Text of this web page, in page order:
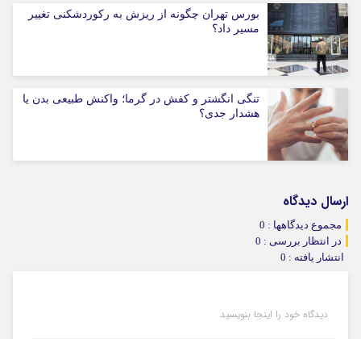
بورس تهران چگونه از ریزش به رکوردشکنی تغییر
مسیر داد؟
تنگی انگشتر و کفش در گرما؛ واکنش طبیعی بدن یا
هشدار جدی؟
ارسال دیدگاه
مجموع دیدگاهها : 0
در انتظار بررسی : 0
انتشار یافته : 0
دیدگاه خود را اینجا بنویسید